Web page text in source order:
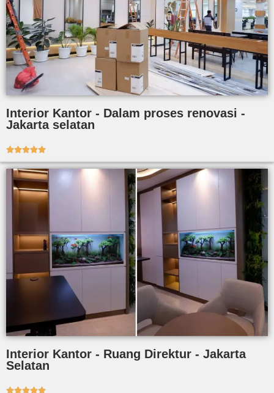
Interior Kantor - Dalam proses renovasi -
Jakarta selatan

Interior Kantor - Ruang Direktur - Jakarta
Selatan
